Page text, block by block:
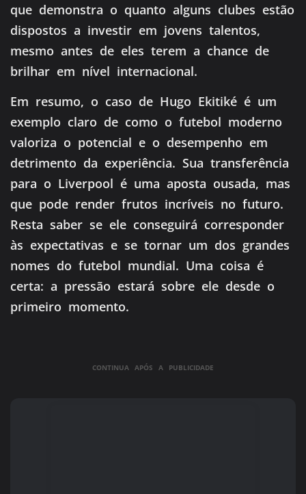
que demonstra o quanto alguns clubes estão
dispostos a investir em jovens talentos,
mesmo antes de eles terem a chance de
brilhar em nível internacional.
Em resumo, o caso de Hugo Ekitiké é um
exemplo claro de como o futebol moderno
valoriza o potencial e o desempenho em
detrimento da experiência. Sua transferência
para o Liverpool é uma aposta ousada, mas
que pode render frutos incríveis no futuro.
Resta saber se ele conseguirá corresponder
às expectativas e se tornar um dos grandes
nomes do futebol mundial. Uma coisa é
certa: a pressão estará sobre ele desde o
primeiro momento.
CONTINUA APÓS A PUBLICIDADE